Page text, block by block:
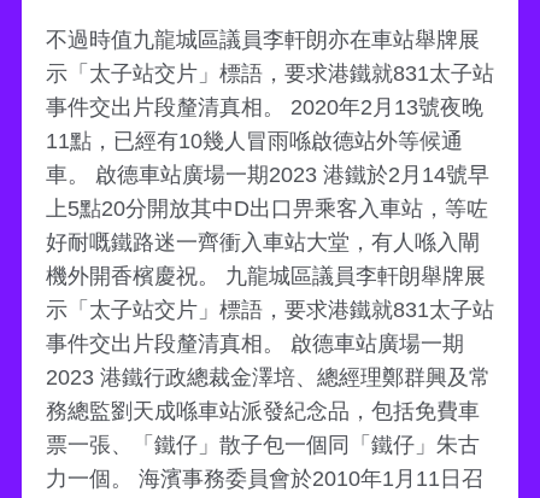
不過時值九龍城區議員李軒朗亦在車站舉牌展
示「太子站交片」標語，要求港鐵就831太子站
事件交出片段釐清真相。 2020年2月13號夜晚
11點，已經有10幾人冒雨喺啟德站外等候通
車。 啟德車站廣場一期2023 港鐵於2月14號早
上5點20分開放其中D出口畀乘客入車站，等咗
好耐嘅鐵路迷一齊衝入車站大堂，有人喺入閘
機外開香檳慶祝。 九龍城區議員李軒朗舉牌展
示「太子站交片」標語，要求港鐵就831太子站
事件交出片段釐清真相。 啟德車站廣場一期
2023 港鐵行政總裁金澤培、總經理鄭群興及常
務總監劉天成喺車站派發紀念品，包括免費車
票一張、「鐵仔」散子包一個同「鐵仔」朱古
力一個。 海濱事務委員會於2010年1月11日召